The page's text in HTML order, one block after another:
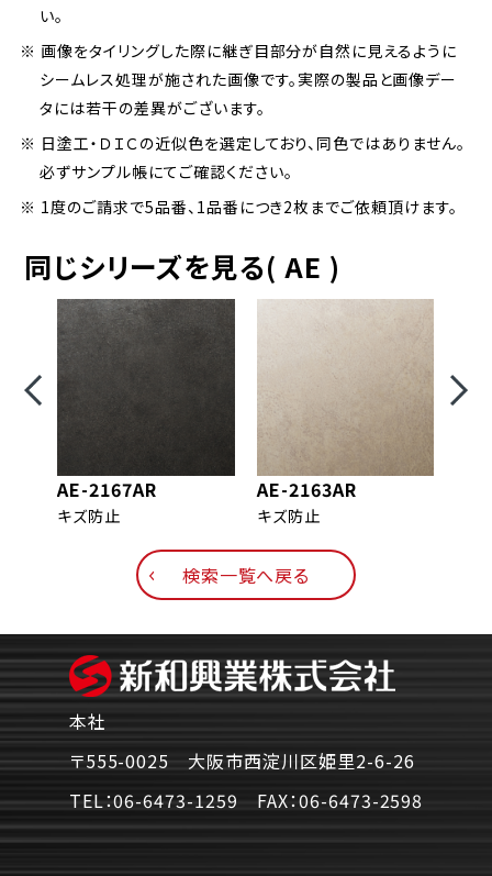
い。
※ 画像をタイリングした際に継ぎ目部分が自然に見えるように
シームレス処理が施された画像です。実際の製品と画像デー
タには若干の差異がございます。
※ 日塗工・ＤＩＣの近似色を選定しており、同色ではありません。
必ずサンプル帳にてご確認ください。
※ 1度のご請求で5品番、1品番につき2枚までご依頼頂けます。
同じシリーズを見る( AE )
AE-2167AR
キズ防止
AE-2163AR
キズ防止
検索一覧へ戻る
本社
〒555-0025 大阪市西淀川区姫里2-6-26
TEL：06-6473-1259 FAX：06-6473-2598